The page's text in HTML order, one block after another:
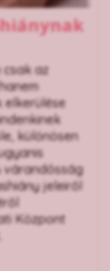
csak az
elkerülése
különösen
várandósság
jeleiről
Központ